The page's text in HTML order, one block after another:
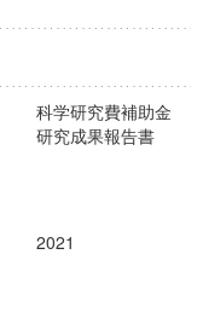
科学研究費補助金
研究成果報告書
2021